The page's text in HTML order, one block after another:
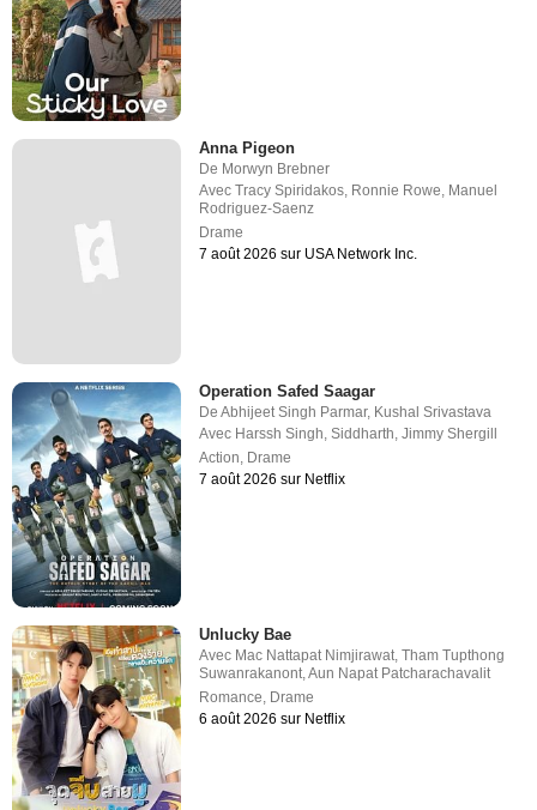
Anna Pigeon
De Morwyn Brebner
AvecTracy Spiridakos Ronnie Rowe Manuel
Rodriguez-Saenz
Drame
7 août 2026 sur USA Network Inc.
Operation Safed Saagar
DeAbhijeet Singh Parmar, Kushal Srivastava
Avec Harssh Singh,Siddharth,Jimmy Shergill
Action, Drame
7 août 2026 sur Netflix
Unlucky Bae
Avec Mac Nattapat Nimjirawat,Tham Tupthong
Suwanrakanont,Aun Napat Patcharachavalit
Romance, Drame
6 août 2026 sur Netflix